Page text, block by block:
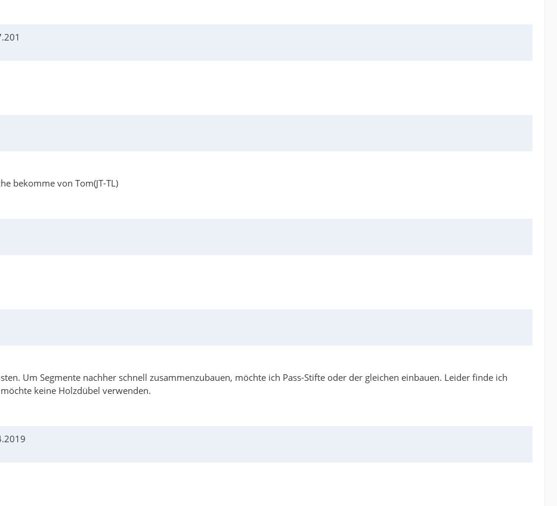
bekomme von Tom(JT-TL)
Um Segmente nachher schnell zusammenzubauen, möchte ich Pass-Stifte oder der gleichen einbauen. Leider finde ich
keine Holzdübel verwenden.